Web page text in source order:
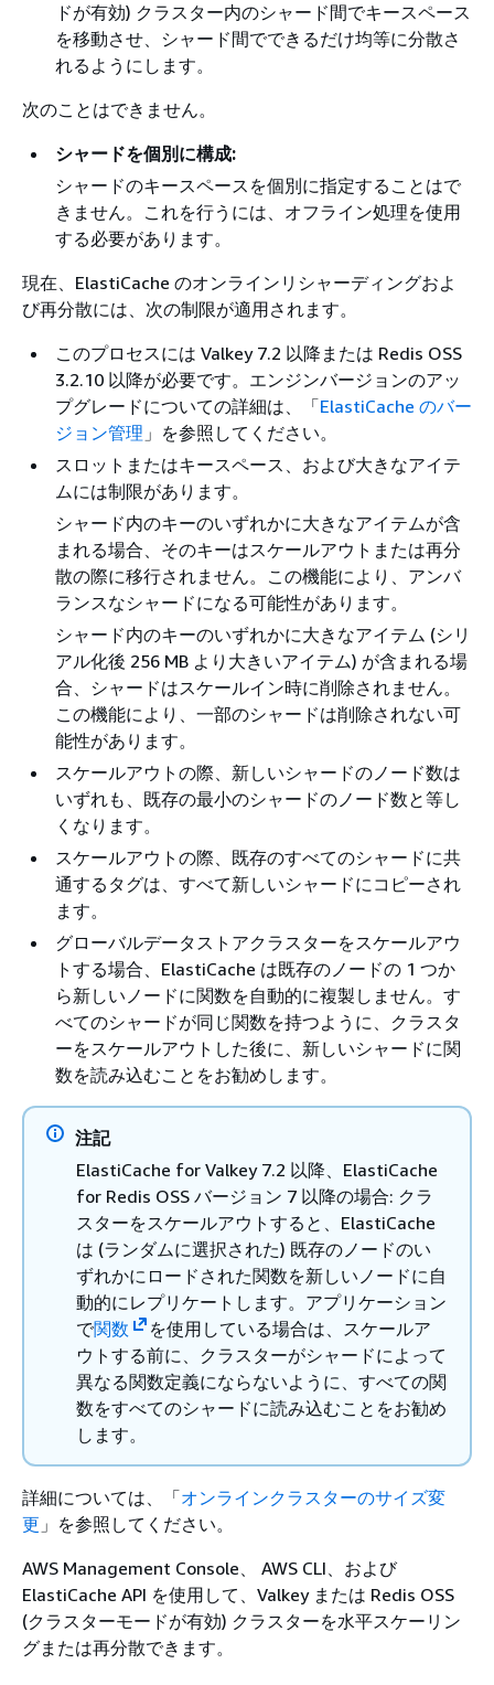
ドが有効) クラスター内のシャード間でキースペース
を移動させ、シャード間でできるだけ均等に分散さ
れるようにします。
次のことはできません。
シャードを個別に構成:
シャードのキースペースを個別に指定することはで
きません。これを行うには、オフライン処理を使用
する必要があります。
現在、ElastiCache のオンラインリシャーディングおよ
び再分散には、次の制限が適用されます。
このプロセスには Valkey 7.2 以降または Redis OSS
3.2.10 以降が必要です。エンジンバージョンのアッ
プグレードについての詳細は、「ElastiCache のバー
ジョン管理 」を参照してください。
スロットまたはキースペース、および大きなアイテ
ムには制限があります。
シャード内のキーのいずれかに大きなアイテムが含
まれる場合、そのキーはスケールアウトまたは再分
散の際に移行されません。この機能により、アンバ
ランスなシャードになる可能性があります。
シャード内のキーのいずれかに大きなアイテム (シリ
アル化後 256 MB より大きいアイテム) が含まれる場
合、シャードはスケールイン時に削除されません。
この機能により、一部のシャードは削除されない可
能性があります。
スケールアウトの際、新しいシャードのノード数は
いずれも、既存の最小のシャードのノード数と等し
くなります。
スケールアウトの際、既存のすべてのシャードに共
通するタグは、すべて新しいシャードにコピーされ
ます。
グローバルデータストアクラスターをスケールアウ
トする場合、ElastiCache は既存のノードの 1 つか
ら新しいノードに関数を自動的に複製しません。す
べてのシャードが同じ関数を持つように、クラスタ
ーをスケールアウトした後に、新しいシャードに関
数を読み込むことをお勧めします。
注記
ElastiCache for Valkey 7.2 以降、ElastiCache
for Redis OSS バージョン 7 以降の場合: クラ
スターをスケールアウトすると、ElastiCache
は (ランダムに選択された) 既存のノードのい
ずれかにロードされた関数を新しいノードに自
動的にレプリケートします。アプリケーション
で関数
を使用している場合は、スケールア
ウトする前に、クラスターがシャードによって
異なる関数定義にならないように、すべての関
数をすべてのシャードに読み込むことをお勧め
します。
詳細については、「オンラインクラスターのサイズ変
更 」を参照してください。
AWS Management Console、 AWS CLI、および
ElastiCache API を使用して、Valkey または Redis OSS
(クラスターモードが有効) クラスターを水平スケーリン
グまたは再分散できます。